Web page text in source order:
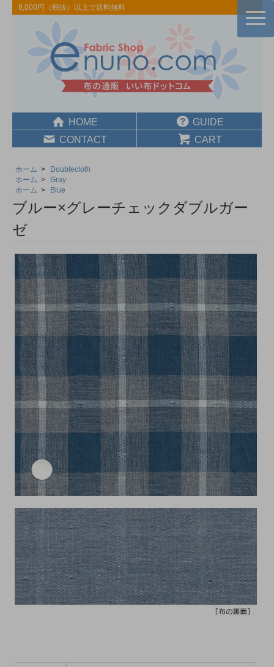
8,000円（税抜）以上で送料無料
HOME
GUIDE
CONTACT
CART
ホーム >
Doublecloth
ホーム > Gray
ホーム > Blue
ブルー×グレーチェックダブルガー
ゼ